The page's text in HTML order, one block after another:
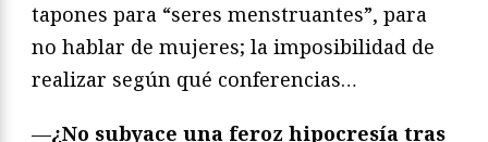
tapones para “seres menstruantes”, para
no hablar de mujeres; la imposibilidad de
realizar según qué conferencias…
—¿No subyace una feroz hipocresía tras